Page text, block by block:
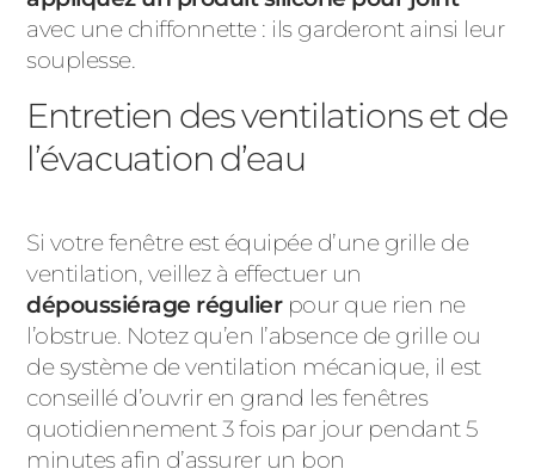
avec une chiffonnette : ils garderont ainsi leur
souplesse.
Entretien des ventilations et de
l’évacuation d’eau
Si votre fenêtre est équipée d’une grille de
ventilation, veillez à effectuer un
dépoussiérage régulierpour que rien ne
l’obstrue. Notez qu’en l’absence de grille ou
de système de ventilation mécanique, il est
conseillé d’ouvrir en grand les fenêtres
quotidiennement 3 fois par jour pendant 5
minutes afin d’assurer un bon